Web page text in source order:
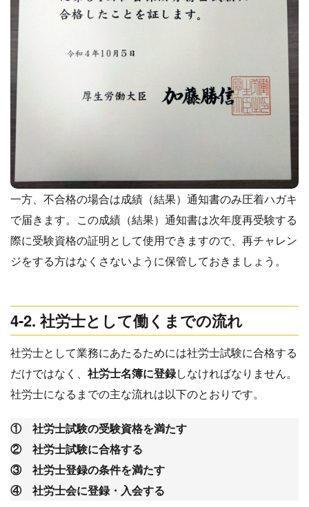
一方、不合格の場合は成績（結果）通知書のみ圧着ハガキ
で届きます。この成績（結果）通知書は次年度再受験する
際に受験資格の証明として使用できますので、再チャレン
ジをする方はなくさないように保管しておきましょう。
4-2. 社労士として働くまでの流れ
社労士として業務にあたるためには社労士試験に合格する
だけではなく、 社労士名簿に登録しなければなりません。
社労士になるまでの主な流れは以下のとおりです。
① 社労士試験の受験資格を満たす
② 社労士試験に合格する
③ 社労士登録の条件を満たす
④ 社労士会に登録・入会する